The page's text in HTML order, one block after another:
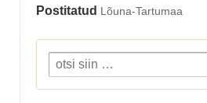
Postitatud Lõuna-Tartumaa